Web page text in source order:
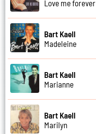
Love me forever
Bart Kaell
Madeleine
Bart Kaell
Marianne
Bart Kaell
Marilyn